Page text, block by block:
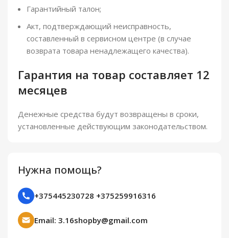
Гарантийный талон;
Акт, подтверждающий неисправность,
составленный в сервисном центре (в случае
возврата товара ненадлежащего качества).
Гарантия на товар составляет 12
месяцев
Денежные средства будут возвращены в сроки,
установленные действующим законодательством.
Нужна помощь?
+375445230728 +375259916316
Email: 3.16shopby@gmail.com